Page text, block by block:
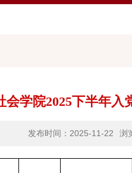
会学院2025下半年入
发布时间：2025-11-22 浏